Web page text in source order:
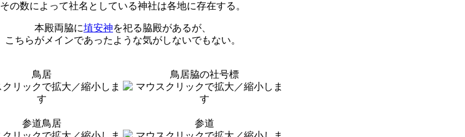
その数によって社名としている神社は各地に存在する。
本殿両脇に埴安神を祀る脇殿があるが、
こちらがメインであったような気がしないでもない。
鳥居 鳥居脇の社号標
参道鳥居 参道